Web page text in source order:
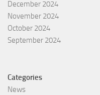
December 2024
November 2024
October 2024
September 2024
Categories
News